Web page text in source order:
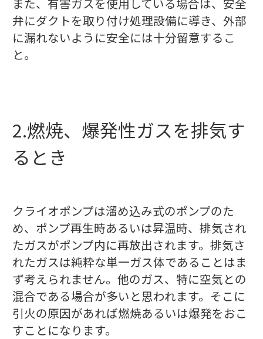
弁にダクトを取り付け処理設備に導き、外部
に漏れないように安全には十分留意するこ
と。
2.燃焼、爆発性ガスを排気す
るとき
クライオポンプは溜め込み式のポンプのた
め、ポンプ再生時あるいは昇温時、排気され
たガスがポンプ内に再放出されます。排気さ
れたガスは純粋な単一ガス体であることはま
ず考えられません。他のガス、特に空気との
混合である場合が多いと思われます。そこに
引火の原因があれば燃焼あるいは爆発をおこ
すことになります。